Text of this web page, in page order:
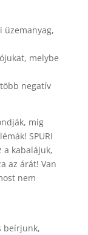
üzemanyag,
melybe
negatív
míg
SPURI
a kabalájuk,
az árát! Van
nem
beírjunk,